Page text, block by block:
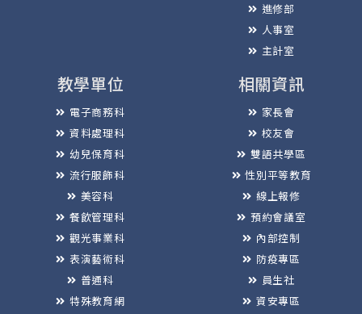
進修部
人事室
主計室
教學單位
電子商務科
資料處理科
幼兒保育科
流行服飾科
美容科
餐飲管理科
觀光事業科
表演藝術科
普通科
特殊教育網
相關資訊
家長會
校友會
雙語共學區
性別平等教育
線上報修
預約會議室
內部控制
防疫專區
員生社
資安專區